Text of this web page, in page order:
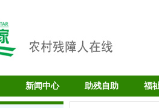
新闻中心 助残自助 福